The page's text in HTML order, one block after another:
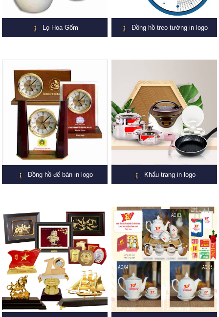
Lọ Hoa Gốm Đồng hồ treo tường in logo
Đồng hồ để bàn in logo Khẩu trang in logo